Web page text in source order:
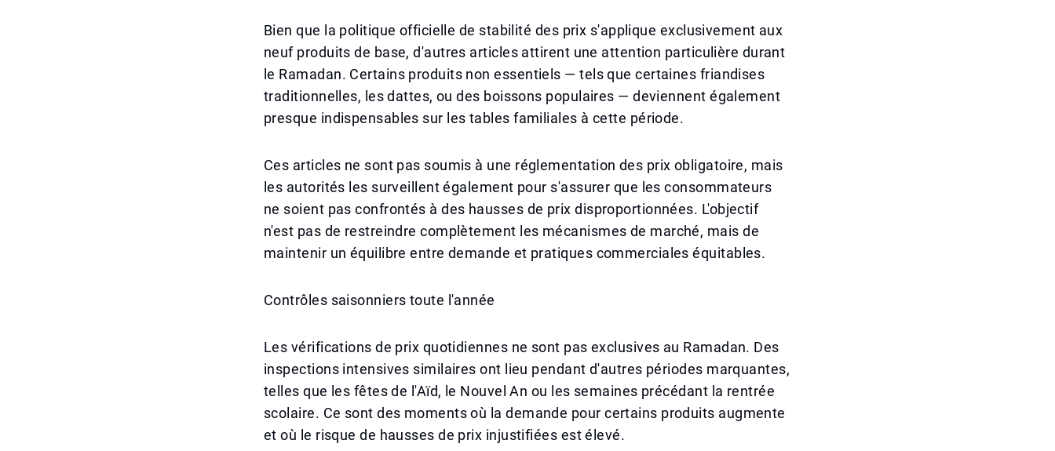
Bien que la politique officielle de stabilité des prix s'applique exclusivement aux
neuf produits de base, d'autres articles attirent une attention particulière durant
le Ramadan. Certains produits non essentiels — tels que certaines friandises
traditionnelles, les dattes, ou des boissons populaires — deviennent également
presque indispensables sur les tables familiales à cette période.
Ces articles ne sont pas soumis à une réglementation des prix obligatoire, mais
les autorités les surveillent également pour s'assurer que les consommateurs
ne soient pas confrontés à des hausses de prix disproportionnées. L'objectif
n'est pas de restreindre complètement les mécanismes de marché, mais de
maintenir un équilibre entre demande et pratiques commerciales équitables.
Contrôles saisonniers toute l'année
Les vérifications de prix quotidiennes ne sont pas exclusives au Ramadan. Des
inspections intensives similaires ont lieu pendant d'autres périodes marquantes,
telles que les fêtes de l'Aïd, le Nouvel An ou les semaines précédant la rentrée
scolaire. Ce sont des moments où la demande pour certains produits augmente
et où le risque de hausses de prix injustifiées est élevé.